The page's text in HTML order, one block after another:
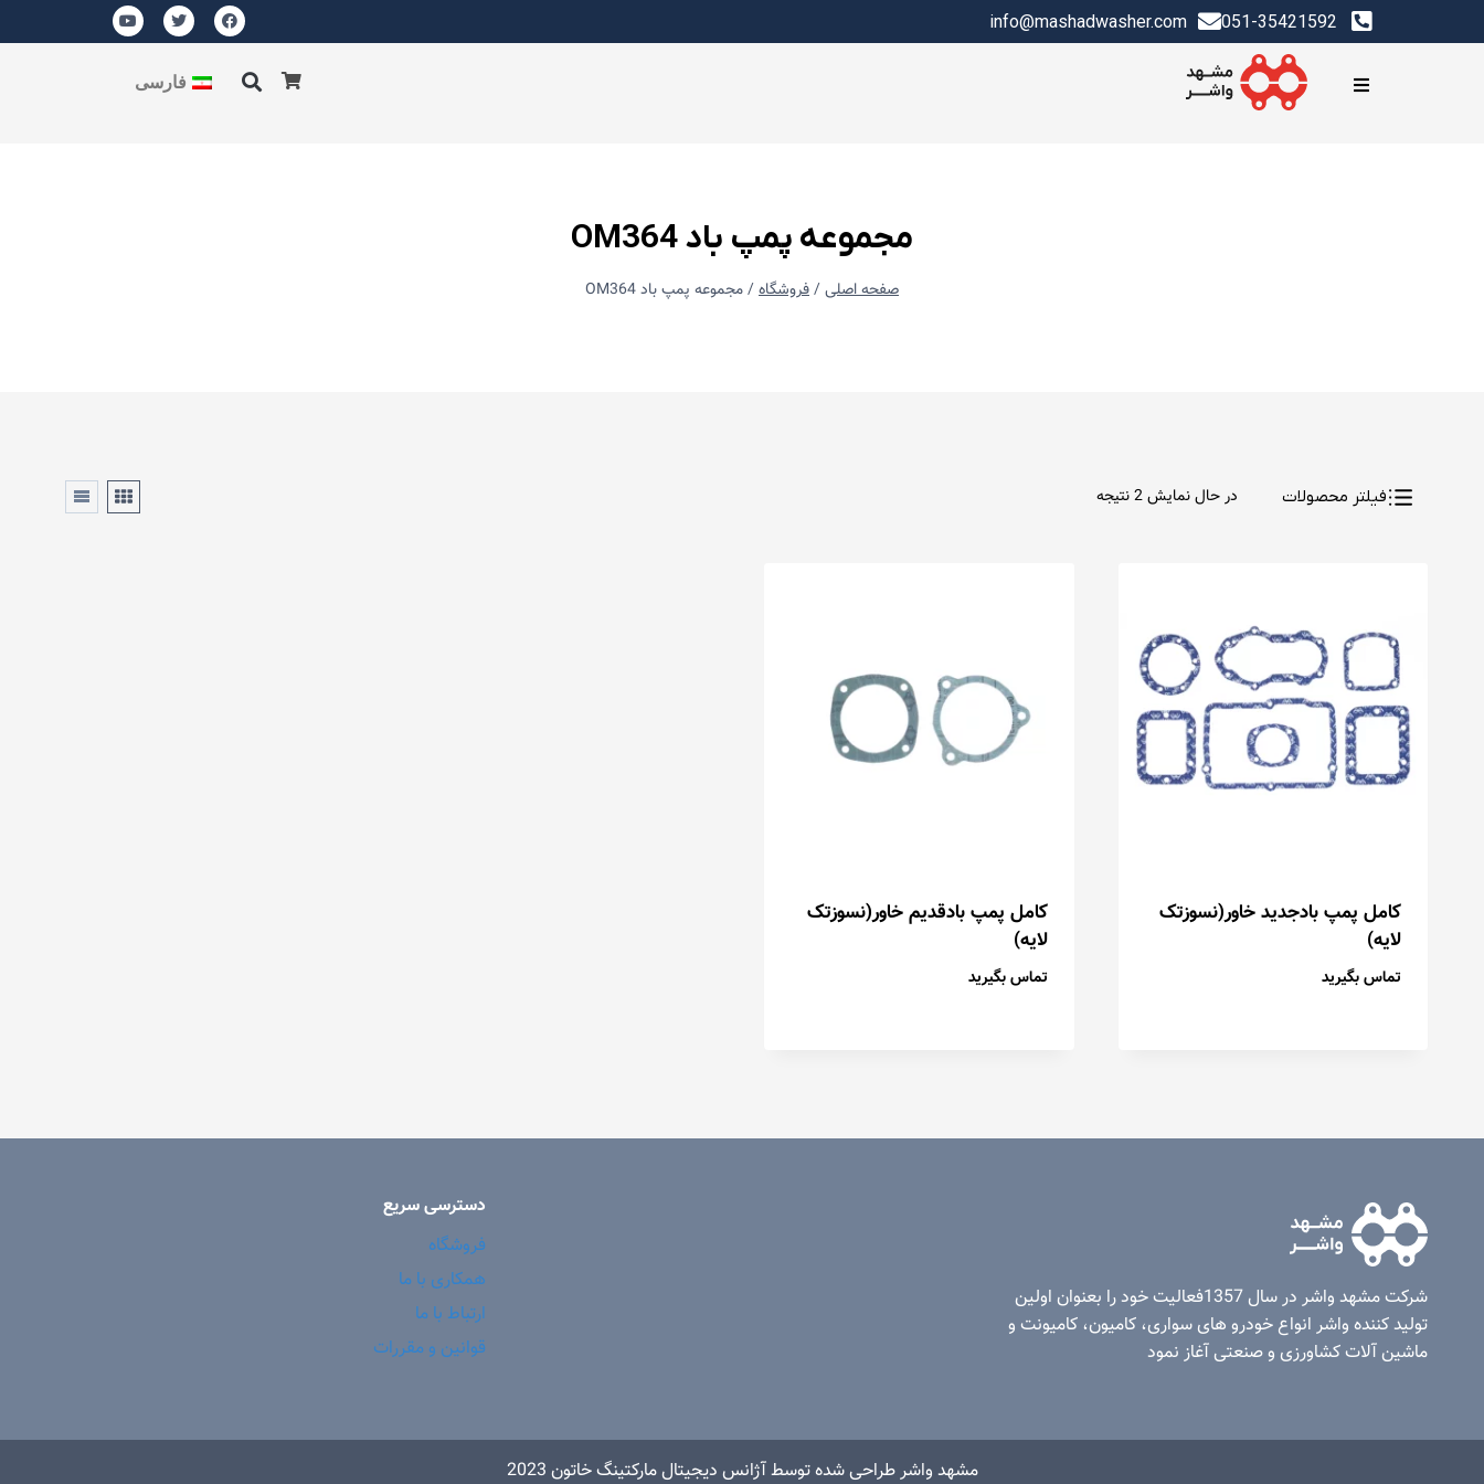
051-35421592
info@mashadwasher.com
فارسی
مجموعه پمپ باد OM364
صفحه اصلی/فروشگاه/مجموعه پمپ باد OM364
فیلتر محصولات در حال نمایش 2 نتیجه
کامل پمپ بادجدید خاور(نسوزتک
لایه)
تماس بگیرید
کامل پمپ بادقدیم خاور(نسوزتک
لایه)
تماس بگیرید
شرکت مشهد واشر در سال 1357فعاليت خود را بعنوان اولين
توليد کننده واشر انواع خودرو های سواری، کامیون، کامیونت و
ماشين آلات کشاورزی و صنعتی آغاز نمود
دسترسی سریع
فروشگاه
همکاری با ما
ارتباط با ما
قوانین و مقررات
مشهد واشر طراحی شده توسط آژانس دیجیتال مارکتینگ خاتون 2023